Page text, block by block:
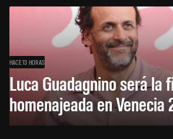
HACE 13 HORAS
Luca Guadagnino será la
homenajeada en Venecia